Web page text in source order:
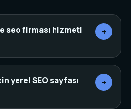
seo firması hizmeti
+
hedef müşteri ve mevcut
Ardından sayfa mimarisi,
altyapı ve dönüşüm noktaları
yerel SEO sayfası
+